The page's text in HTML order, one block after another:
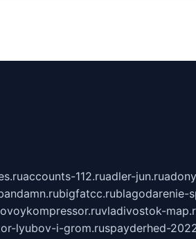
accounts-112.ruadler-jun.ru
bigfatcc.rublagodarenie-
vladivostok-
lyubov-i-grom.ruspayderhed-